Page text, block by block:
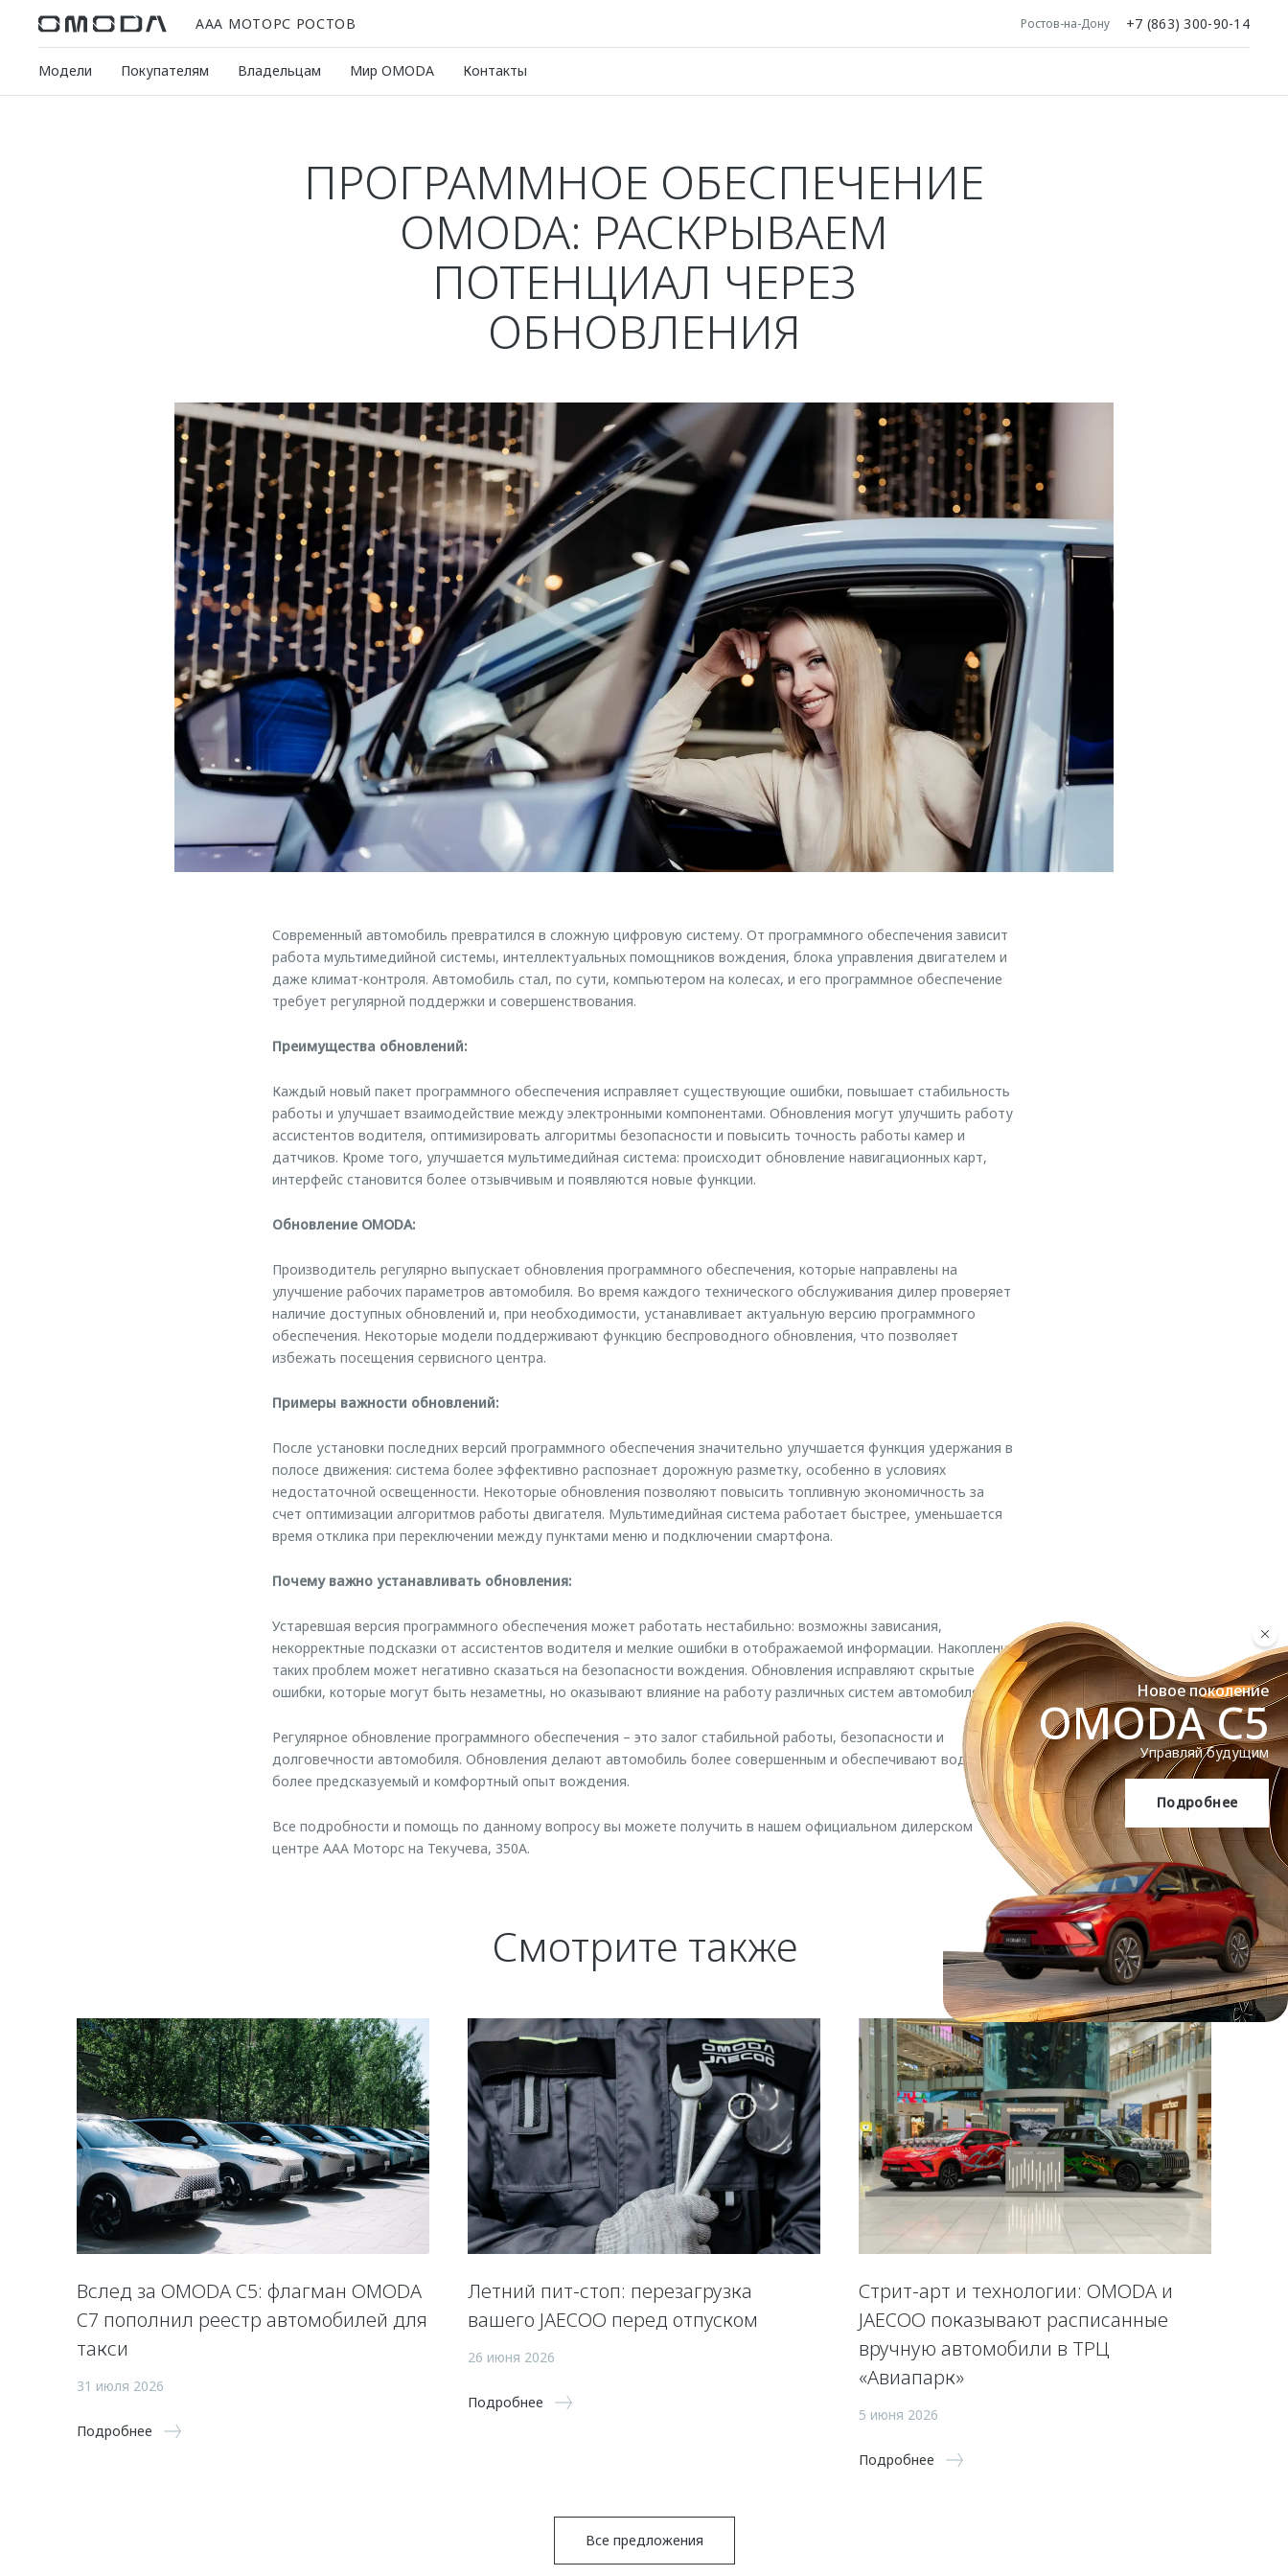
ААА МОТОРС РОСТОВ Ростов-на-Дону +7 (863) 300-90-14
Модели Покупателям Владельцам Мир OMODA Контакты
OMODA C5
Новое поколение
OMODA C5
Управляй будущим
Подробнее
ПРОГРАММНОЕ ОБЕСПЕЧЕНИЕ
OMODA: РАСКРЫВАЕМ
ПОТЕНЦИАЛ ЧЕРЕЗ
ОБНОВЛЕНИЯ
Современный автомобиль превратился в сложную цифровую систему. От программного обеспечения зависит
работа мультимедийной системы, интеллектуальных помощников вождения, блока управления двигателем и
даже климат-контроля. Автомобиль стал, по сути, компьютером на колесах, и его программное обеспечение
требует регулярной поддержки и совершенствования.
Преимущества обновлений:
Каждый новый пакет программного обеспечения исправляет существующие ошибки, повышает стабильность
работы и улучшает взаимодействие между электронными компонентами. Обновления могут улучшить работу
ассистентов водителя, оптимизировать алгоритмы безопасности и повысить точность работы камер и
датчиков. Кроме того, улучшается мультимедийная система: происходит обновление навигационных карт,
интерфейс становится более отзывчивым и появляются новые функции.
Обновление OMODA:
Производитель регулярно выпускает обновления программного обеспечения, которые направлены на
улучшение рабочих параметров автомобиля. Во время каждого технического обслуживания дилер проверяет
наличие доступных обновлений и, при необходимости, устанавливает актуальную версию программного
обеспечения. Некоторые модели поддерживают функцию беспроводного обновления, что позволяет
избежать посещения сервисного центра.
Примеры важности обновлений:
После установки последних версий программного обеспечения значительно улучшается функция удержания в
полосе движения: система более эффективно распознает дорожную разметку, особенно в условиях
недостаточной освещенности. Некоторые обновления позволяют повысить топливную экономичность за
счет оптимизации алгоритмов работы двигателя. Мультимедийная система работает быстрее, уменьшается
время отклика при переключении между пунктами меню и подключении смартфона.
Почему важно устанавливать обновления:
Устаревшая версия программного обеспечения может работать нестабильно: возможны зависания,
некорректные подсказки от ассистентов водителя и мелкие ошибки в отображаемой информации. Накопление
таких проблем может негативно сказаться на безопасности вождения. Обновления исправляют скрытые
ошибки, которые могут быть незаметны, но оказывают влияние на работу различных систем автомобиля.
Регулярное обновление программного обеспечения – это залог стабильной работы, безопасности и
долговечности автомобиля. Обновления делают автомобиль более совершенным и обеспечивают водителю
более предсказуемый и комфортный опыт вождения.
Все подробности и помощь по данному вопросу вы можете получить в нашем официальном дилерском
центре ААА Моторс на Текучева, 350А.
Смотрите также
Вслед за OMODA C5: флагман OMODA
C7 пополнил реестр автомобилей для
такси
31 июля 2026
Подробнее
Летний пит-стоп: перезагрузка
вашего JAECOO перед отпуском
26 июня 2026
Подробнее
Стрит-арт и технологии: OMODA и
JAECOO показывают расписанные
вручную автомобили в ТРЦ
«Авиапарк»
5 июня 2026
Подробнее
Все предложения